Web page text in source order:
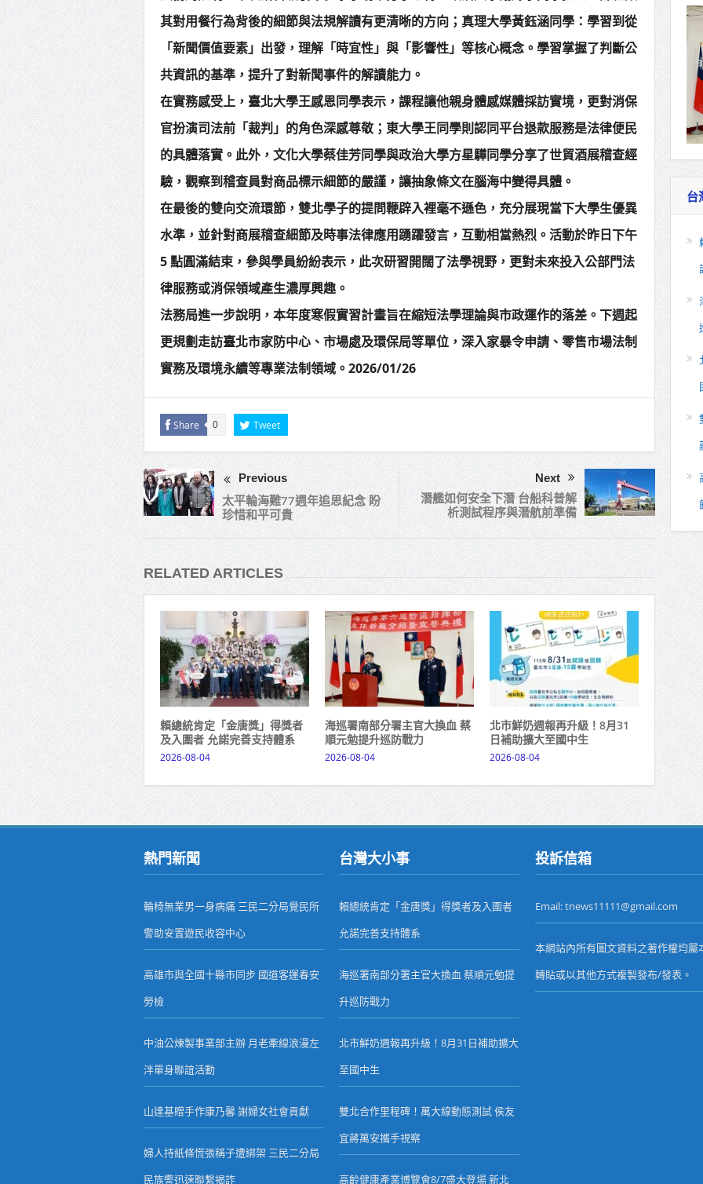
其對用餐行為背後的細節與法規解讀有更清晰的方向；真理大學黃鈺涵同學：學習到從
「新聞價值要素」出發，理解「時宜性」與「影響性」等核心概念。學習掌握了判斷公
共資訊的基準，提升了對新聞事件的解讀能力。
在實務感受上，臺北大學王感恩同學表示，課程讓他親身體感媒體採訪實境，更對消保
官扮演司法前「裁判」的角色深感尊敬；東大學王同學則認同平台退款服務是法律便民
的具體落實。此外，文化大學蔡佳芳同學與政治大學方星驊同學分享了世貿酒展稽查經
驗，觀察到稽查員對商品標示細節的嚴謹，讓抽象條文在腦海中變得具體。
在最後的雙向交流環節，雙北學子的提問鞭辟入裡毫不遜色，充分展現當下大學生優異
水準，並針對商展稽查細節及時事法律應用踴躍發言，互動相當熱烈。活動於昨日下午
5 點圓滿結束，參與學員紛紛表示，此次研習開闊了法學視野，更對未來投入公部門法
律服務或消保領域產生濃厚興趣。
法務局進一步說明，本年度寒假實習計畫旨在縮短法學理論與市政運作的落差。下週起
更規劃走訪臺北市家防中心、市場處及環保局等單位，深入家暴令申請、零售市場法制
實務及環境永續等專業法制領域。2026/01/26
Share 0 Tweet
Previous
太平輪海難77週年追思紀念 盼
珍惜和平可貴
Next
潛艦如何安全下潛 台船科普解
析測試程序與潛航前準備
RELATED ARTICLES
賴總統肯定「金唐獎」得獎者
及入圍者 允諾完善支持體系
2026-08-04
海巡署南部分署主官大換血 蔡
順元勉提升巡防戰力
2026-08-04
北市鮮奶週報再升級！8月31
日補助擴大至國中生
2026-08-04
台
熱門新聞
輪椅無業男一身病痛 三民二分局覺民所
警助安置遊民收容中心
高雄市與全國十縣市同步 國道客運春安
勞檢
中油公煉製事業部主辦 月老牽線浪漫左
泮單身聯誼活動
山達基贈手作康乃馨 謝婦女社會貢獻
婦人持紙條慌張稱子遭綁架 三民二分局
民族警迅速聯繫揭詐
台灣大小事
賴總統肯定「金唐獎」得獎者及入圍者
允諾完善支持體系
海巡署南部分署主官大換血 蔡順元勉提
升巡防戰力
北市鮮奶週報再升級！8月31日補助擴大
至國中生
雙北合作里程碑！萬大線動態測試 侯友
宜蔣萬安攜手視察
高齡健康產業博覽會8/7盛大登場 新北
投訴信箱
Email: tnews11111@gmail.com
本網站內所有圖文資料之著作權均
轉貼或以其他方式複製發布/發表。